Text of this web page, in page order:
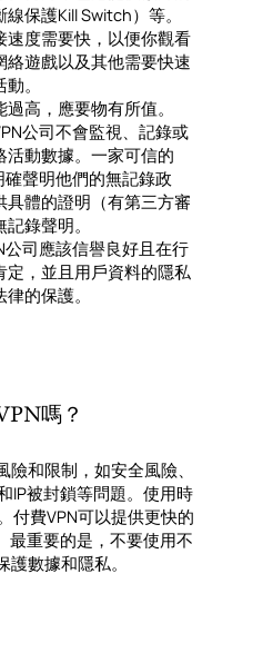
保護Kill Switch）等。
速度需要快，以便你觀看
絡遊戲以及其他需要快速
。
高，應要物有所值。
公司不會監視、記錄或
活動數據。一家可信的
確聲明他們的無記錄政
具體的證明（有第三方審
錄聲明。
公司應該信譽良好且在行
定，並且用戶資料的隱私
的保護。
嗎？
險和限制，如安全風險、
IP被封鎖等問題。使用時
付費VPN可以提供更快的
最重要的是，不要使用不
數據和隱私。